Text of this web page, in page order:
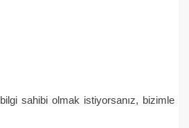
sahibi olmak istiyorsanız, bizimle